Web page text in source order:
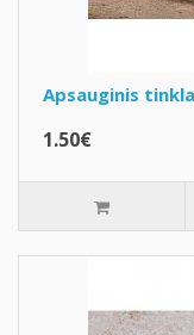
Apsauginis
1.50€